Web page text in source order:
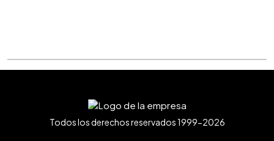
Todos los derechos reservados 1999-2026